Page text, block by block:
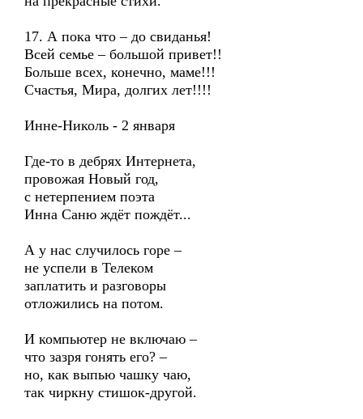
17. А пока что – до свиданья!
Всей семье – большой привет!!
Больше всех, конечно, маме!!!
Счастья, Мира, долгих лет!!!!
Инне-Николь - 2 января
Где-то в дебрях Интернета,
провожая Новый год,
с нетерпением поэта
Инна Саню ждёт пождёт...
А у нас случилось горе –
не успели в Телеком
заплатить и разговоры
отложились на потом.
И компьютер не включаю –
что зазря гонять его? –
но, как выпью чашку чаю,
так чиркну стишок-другой.